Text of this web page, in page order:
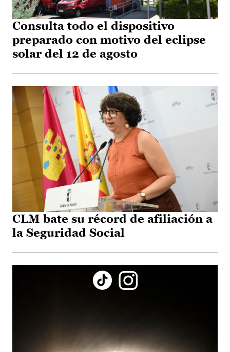
Consulta todo el dispositivo
preparado con motivo del eclipse
solar del 12 de agosto
CLM bate su récord de afiliación a
la Seguridad Social